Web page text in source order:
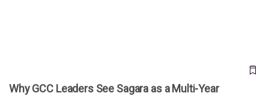
Why GCC Leaders See Sagara as a Multi-Year